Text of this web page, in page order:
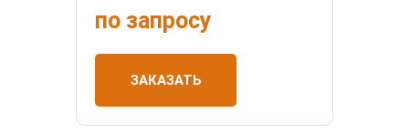
по запросу
ЗАКАЗАТЬ